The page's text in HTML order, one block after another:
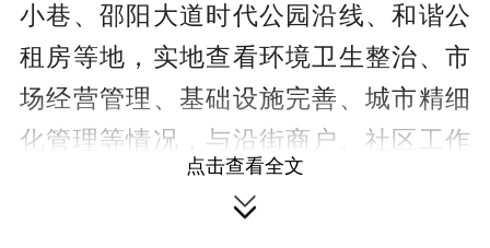
小巷、邵阳大道时代公园沿线、和谐公
租房等地，实地查看环境卫生整治、市
场经营管理、基础设施完善、城市精细
化管理等情况，与沿街商户、社区工作
者进行交流，听取他们的意见和建议，
并对发现的问题提出整改意见。
点击查看全文
